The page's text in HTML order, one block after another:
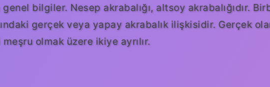
genel bilgiler. Nesep akrabalığı, altsoy akrabalığıdır.
gerçek veya yapay akrabalık ilişkisidir. Gerçek
olmak üzere ikiye ayrılır.